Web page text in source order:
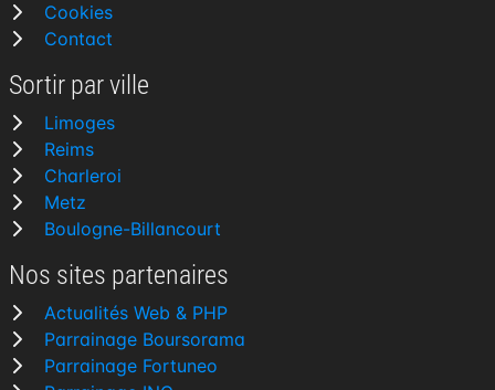
Cookies
Contact
Sortir par ville
Limoges
Reims
Charleroi
Metz
Boulogne-Billancourt
Nos sites partenaires
Actualités Web & PHP
Parrainage Boursorama
Parrainage Fortuneo